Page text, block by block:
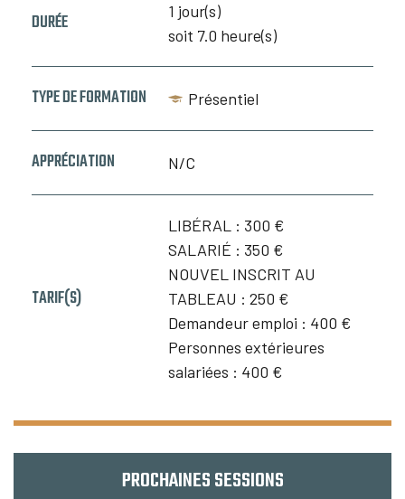
DURÉE
1 jour(s)
soit 7.0 heure(s)
TYPE DE FORMATION Présentiel
APPRÉCIATION N/C
TARIF(S)
LIBÉRAL : 300 €
SALARIÉ : 350 €
NOUVEL INSCRIT AU
TABLEAU :250 €
Demandeur emploi : 400 €
Personnes extérieures
salariées : 400 €
PROCHAINES SESSIONS